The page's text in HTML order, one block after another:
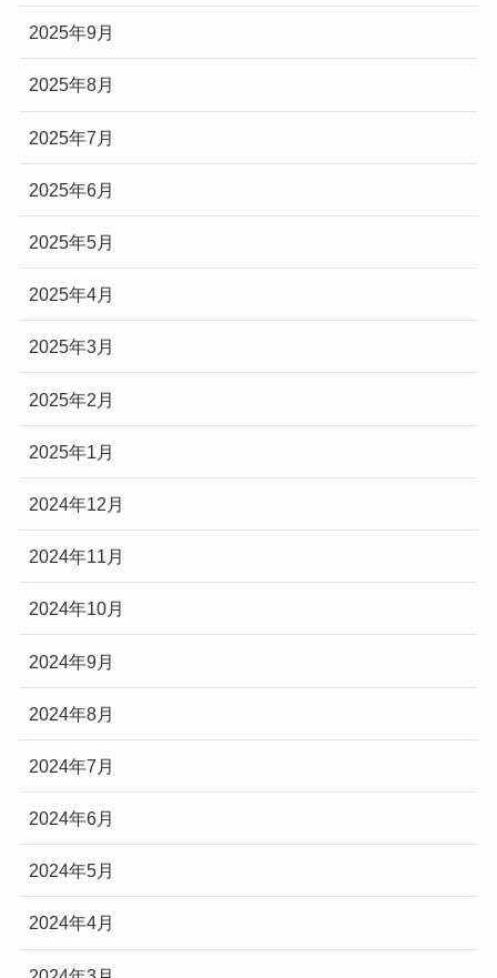
2025年9月
2025年8月
2025年7月
2025年6月
2025年5月
2025年4月
2025年3月
2025年2月
2025年1月
2024年12月
2024年11月
2024年10月
2024年9月
2024年8月
2024年7月
2024年6月
2024年5月
2024年4月